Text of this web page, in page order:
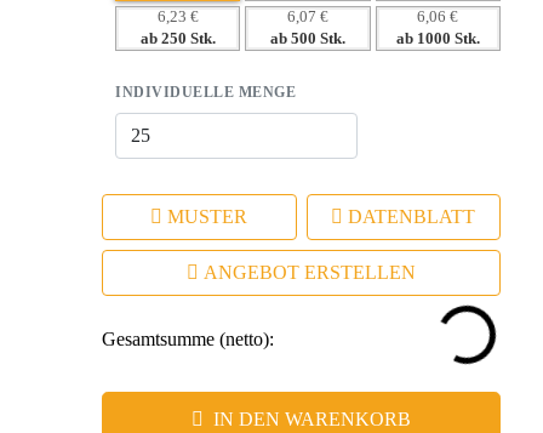
– Emotionale Verbindung durch nützliche und praktische
Möglichkeiten.
6,23 €
ab 250 Stk.
6,07 €
ab 500 Stk.
6,06 €
ab 1000 Stk.
INDIVIDUELLE MENGE
MUSTER DATENBLATT
ANGEBOT ERSTELLEN
Gesamtsumme (netto):
IN DEN WARENKORB